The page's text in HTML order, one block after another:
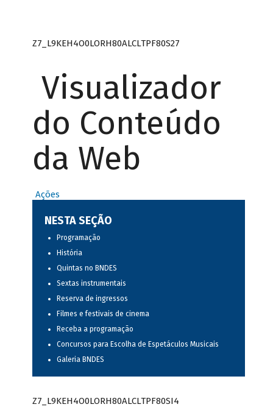
Z7_L9KEH4O0LORH80ALCLTPF80S27
Visualizador
do Conteúdo
da Web
Ações
NESTA SEÇÃO
Programação
História
Quintas no BNDES
Sextas instrumentais
Reserva de ingressos
Filmes e festivais de cinema
Receba a programação
Concursos para Escolha de Espetáculos Musicais
Galeria BNDES
Z7_L9KEH4O0LORH80ALCLTPF80SI4